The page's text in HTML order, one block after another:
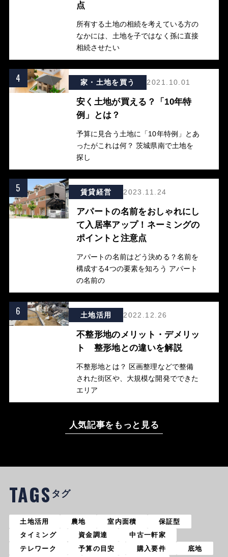
点
所有する土地の相続を考えている方の
なかには、土地を子ではなく孫に直接
相続させたい
4 家・土地を買う 2021.10.01
安く土地が買える？「10年特
例」とは？
予算に見合う土地に「10年特例」とあ
ったがこれは何？ 茨城県南で土地を
探し
5 賃貸経営 2023.11.24
アパートの名前をおしゃれにし
て入居率アップ！ネーミングの
ポイントと注意点
アパートの名前はどう決める？名前を
構成する4つの要素を知ろう アパート
の名前の
6 土地活用 2022.12.26
不整形地のメリット・デメリッ
ト 整形地との違いを解説
不整形地とは？ 区画整理などで整備
された街区や、大規模な開発でできた
エリア
人気記事をもっと見る
TAGS タグ
土地活用 農地 室内面積
保証型
タイミング
資金調達
中古一軒家
テレワーク
予算の目安 購入要件
底地